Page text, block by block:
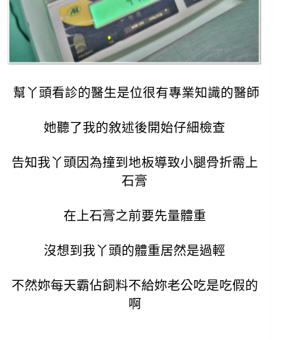
幫丫頭看診的醫生是位很有專業知識的醫師
她聽了我的敘述後開始仔細檢查
告知我丫頭因為撞到地板導致小腿骨折需上
石膏
在上石膏之前要先量體重
沒想到我丫頭的體重居然是過輕
不然妳每天霸佔飼料不給妳老公吃是吃假的
啊